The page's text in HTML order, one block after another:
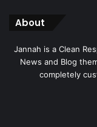
About
Jannah is a Clean
News and Blog
completely